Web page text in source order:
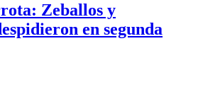
Zeballos y
en segunda